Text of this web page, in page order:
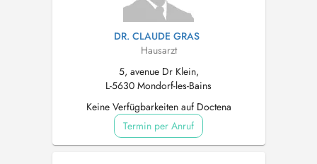
DR. CLAUDE GRAS
Hausarzt
5, avenue Dr Klein,
L-5630 Mondorf-les-Bains
Keine Verfügbarkeiten auf Doctena
Termin per Anruf